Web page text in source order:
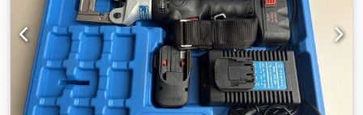
Gyártási év: 2010 📦 A készlet tartalma: CEMBRE
hidraulikus prés akkumulátor töltő szállítókoffer
dokumentáció a képeken látható további elemek 📦 Állapot:
Nagyon jó műszaki állapot Teljesen működőképes Normál
használati nyomok Azonnal munkára fogható